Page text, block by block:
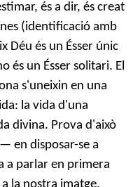
és a dir, és creat
(identificació amb
Déu és un Ésser únic
és un Ésser solitari. El
s'uneixin en una
la vida d'una
divina. Prova d'això
en disposar-se a
a parlar en primera